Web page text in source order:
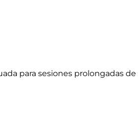
para sesiones prolongadas de